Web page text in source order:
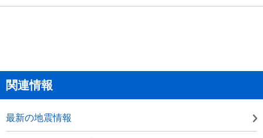
関連情報
最新の地震情報